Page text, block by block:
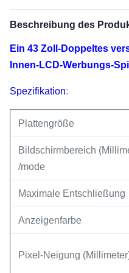
Beschreibung des
Ein 43 Zoll-Doppeltes
Innen-LCD-Werbungs-
Spezifikation:
Plattengröße
Bildschirmbereich
/mode
Maximale Entschließung
Anzeigenfarbe
Pixel-Neigung